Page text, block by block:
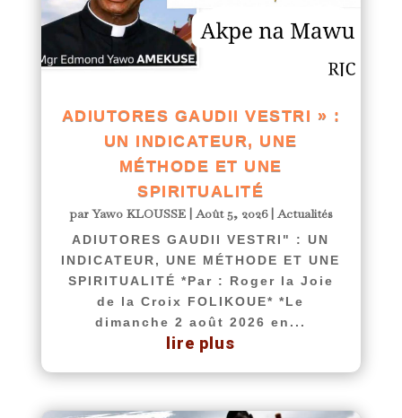
ADIUTORES GAUDII VESTRI » :
UN INDICATEUR, UNE
MÉTHODE ET UNE
SPIRITUALITÉ
parYawo KLOUSSE|Août 5, 2026|Actualités
ADIUTORES GAUDII VESTRI" : UN
INDICATEUR, UNE MÉTHODE ET UNE
SPIRITUALITÉ *Par : Roger la Joie
de la Croix FOLIKOUE* *Le
dimanche 2 août 2026 en...
lire plus